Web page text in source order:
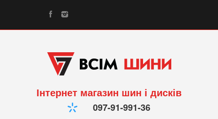
Інтернет магазин шин і дисків
097-91-991-36